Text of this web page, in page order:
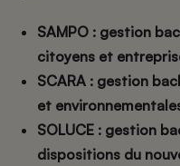
SAMPO : gestion
citoyens et
SCARA : gestion
et
SOLUCE : gestion
dispositions du